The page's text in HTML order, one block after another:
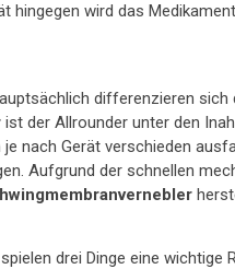
wird das
differenzieren sich
ist der Allrounder unter den
nach Gerät verschieden
Aufgrund der schnellen
drei Dinge eine wichtige